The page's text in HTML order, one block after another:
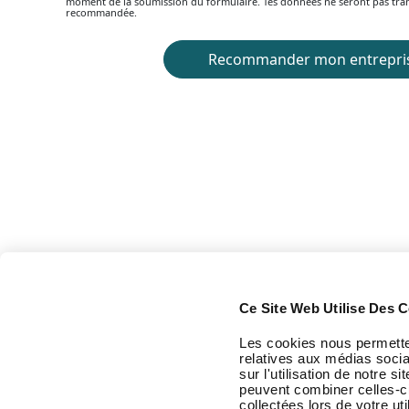
Ce Site Web Utilise Des
Les cookies nous
relatives aux médias
sur l'utilisation de notre
peuvent combiner celles-
collectées lors de votre